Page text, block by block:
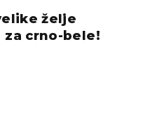
želje
za crno-bele!